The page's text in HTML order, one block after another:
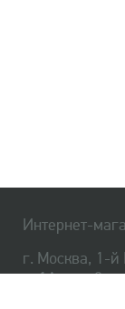
Интернет-
г. Москва, 1-
д. 1А, стр. 3,